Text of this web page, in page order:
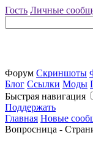
Гость Личные
Форум Скриншоты
Блог Ссылки Моды
Быстрая навигация
Поддержать
Главная Новые
Вопросница -